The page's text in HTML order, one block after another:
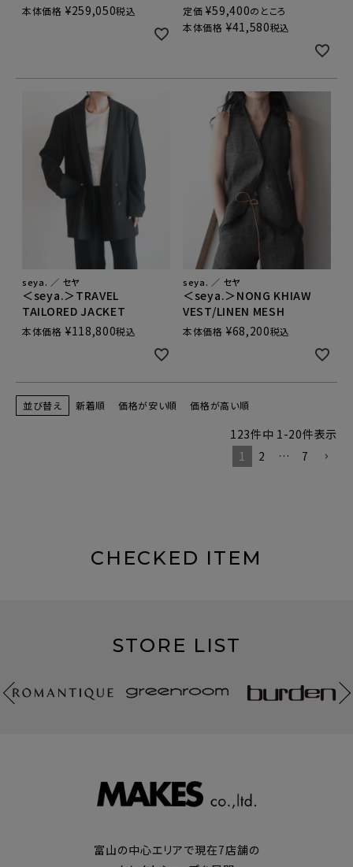
本体価格 ¥259,050税込 定価 ¥59,400のところ
本体価格 ¥41,580税込
seya. ／ セヤ
＜seya.＞TRAVEL
TAILORED JACKET
本体価格 ¥118,800税込
seya. ／ セヤ
＜seya.＞NONG KHIAW
VEST/LINEN MESH
本体価格 ¥68,200税込
並び替え 新着順 価格が安い順 価格が高い順
123件中 1-20件表示
1
2 … 7
CHECKED ITEM
STORE LIST
富山の中心エリアで現在7店舗の